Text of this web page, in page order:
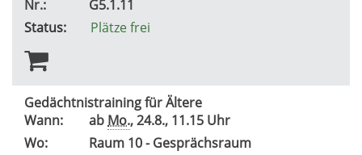
Nr.:
G5.1.11
Status:
Plätze frei
Gedächtnistraining für Ältere
Wann:
ab Mo., 24.8., 11.15 Uhr
Wo:
Raum 10 - Gesprächsraum